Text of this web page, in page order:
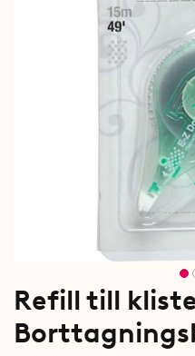
Refill till